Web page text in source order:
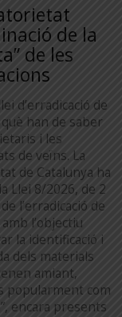
de la
de les
d’erradicació de
què han de saber
i les
de veïns. La
de Catalunya ha
Llei 8/2026, de 2
l’erradicació de
amb l’objectiu
la identificació i
dels materials
amiant,
popularment com
encara presents